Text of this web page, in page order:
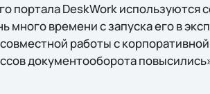
портала DeskWork используются
много времени с запуска его в
работы с
документооборота